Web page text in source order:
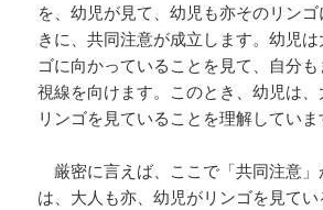
を、幼児が見て、幼児も亦そのリン
きに、共同注意が成立します。幼児
ゴに向かっていることを見て、自分
視線を向けます。このとき、幼児は
リンゴを見ていることを理解していま
厳密に言えば、ここで「共同注意」
は、大人も亦、幼児がリンゴを見て